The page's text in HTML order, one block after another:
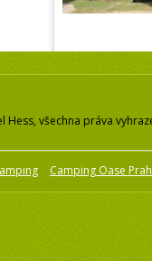
Hess, všechna práva
Camping Oase